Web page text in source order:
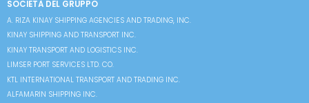
SOCIETÀ DEL GRUPPO
A. RIZA KINAY SHIPPING AGENCIES AND TRADING, INC.
KINAY SHIPPING AND TRANSPORT INC.
KINAY TRANSPORT AND LOGISTICS INC.
LIMSER PORT SERVICES LTD. CO.
KTL INTERNATIONAL TRANSPORT AND TRADING INC.
ALFAMARIN SHIPPING INC.